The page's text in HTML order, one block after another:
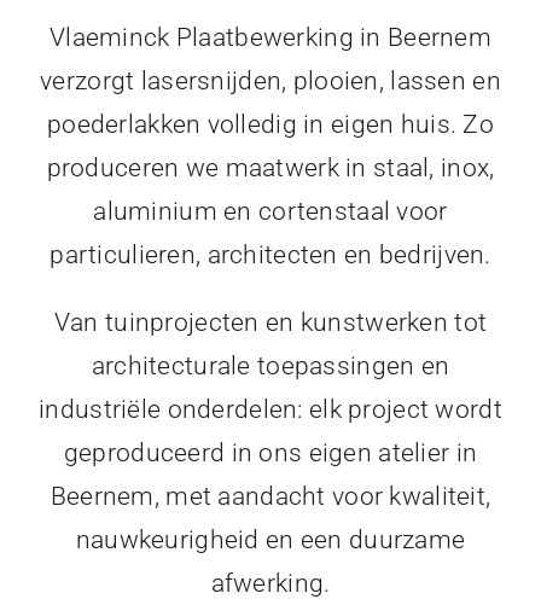
Vlaeminck Plaatbewerking in Beernem
verzorgt lasersnijden, plooien, lassen en
poederlakken volledig in eigen huis. Zo
produceren we maatwerk in staal, inox,
aluminium en cortenstaal voor
particulieren, architecten en bedrijven.
Van tuinprojecten en kunstwerken tot
architecturale toepassingen en
industriële onderdelen: elk project wordt
geproduceerd in ons eigen atelier in
Beernem, met aandacht voor kwaliteit,
nauwkeurigheid en een duurzame
afwerking.